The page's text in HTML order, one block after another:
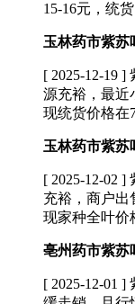
15-16元，统货
玉林药市紫苏
[ 2025-12-19 ]
源充裕，最近
现统货价格在
玉林药市紫苏
[ 2025-12-02 ]
充裕，商户出
现家种全叶价
亳州药市紫苏
[ 2025-12-01 ]